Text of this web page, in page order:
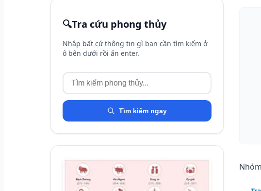
🔍Tra cứu phong thủy
Nhập bất cứ thông tin gì bạn cần tìm kiếm ở
ô bên dưới rồi ấn enter.
Tìm kiếm ngay